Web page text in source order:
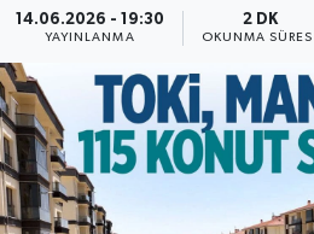
14.06.2026 - 19:30
YAYINLANMA
2 DK
OKUNMA SÜRESI
Spor
Türkiye
Yaşam